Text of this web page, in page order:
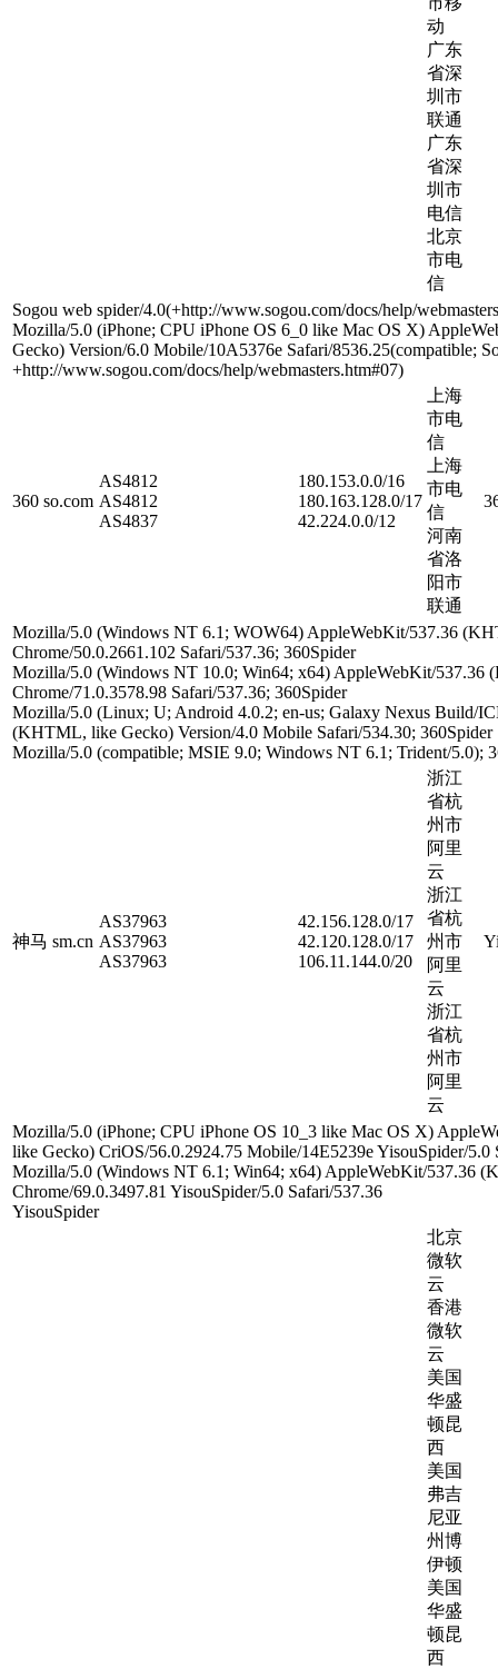
动
广东
省深
圳市
联通
广东
省深
圳市
电信
北京
市电
信
Sogou web spider/4.0(+http://www.sogou.com/docs/help/
Mozilla/5.0 (iPhone; CPU iPhone OS 6_0 like Mac OS X)
Gecko) Version/6.0 Mobile/10A5376e Safari/8536.25(compatible;
+http://www.sogou.com/docs/help/webmasters.htm#07)
360 so.com
AS4812
AS4812
AS4837
180.153.0.0/16
180.163.128.0/17
42.224.0.0/12
上海
市电
信
上海
市电
信
河南
省洛
阳市
联通
Mozilla/5.0 (Windows NT 6.1; WOW64) AppleWebKit/537.36
Chrome/50.0.2661.102 Safari/537.36; 360Spider
Mozilla/5.0 (Windows NT 10.0; Win64; x64) AppleWebKit/537.36
Chrome/71.0.3578.98 Safari/537.36; 360Spider
Mozilla/5.0 (Linux; U; Android 4.0.2; en-us; Galaxy Nexus Build/
(KHTML, like Gecko) Version/4.0 Mobile Safari/534.30; 360Spider
Mozilla/5.0 (compatible; MSIE 9.0; Windows NT 6.1; Trident/5.0);
神马 sm.cn
AS37963
AS37963
AS37963
42.156.128.0/17
42.120.128.0/17
106.11.144.0/20
浙江
省杭
州市
阿里
云
浙江
省杭
州市
阿里
云
浙江
省杭
州市
阿里
云
Mozilla/5.0 (iPhone; CPU iPhone OS 10_3 like Mac OS X)
like Gecko) CriOS/56.0.2924.75 Mobile/14E5239e YisouSpider/5.0
Mozilla/5.0 (Windows NT 6.1; Win64; x64) AppleWebKit/537.36
Chrome/69.0.3497.81 YisouSpider/5.0 Safari/537.36
YisouSpider
北京
微软
云
香港
微软
云
美国
华盛
顿昆
西
美国
弗吉
尼亚
州博
伊顿
美国
华盛
顿昆
西